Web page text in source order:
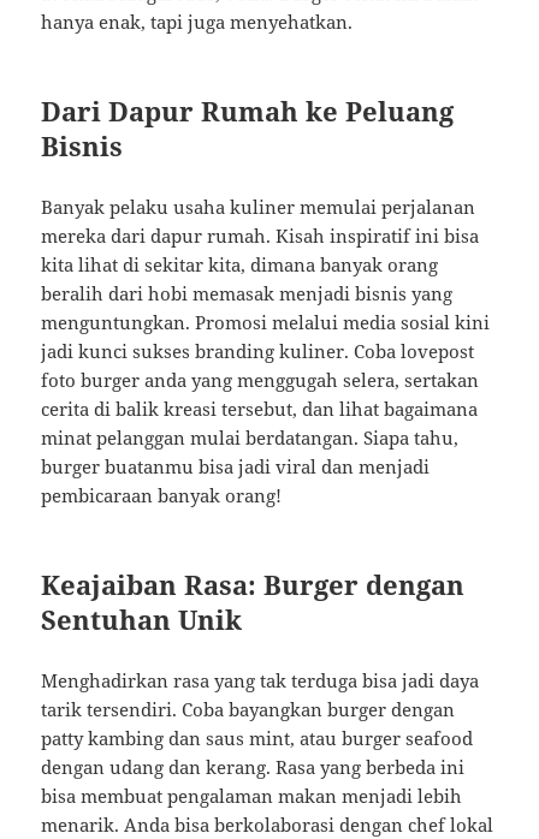
hanya enak, tapi juga menyehatkan.
Dari Dapur Rumah ke Peluang
Bisnis
Banyak pelaku usaha kuliner memulai perjalanan
mereka dari dapur rumah. Kisah inspiratif ini bisa
kita lihat di sekitar kita, dimana banyak orang
beralih dari hobi memasak menjadi bisnis yang
menguntungkan. Promosi melalui media sosial kini
jadi kunci sukses branding kuliner. Coba lovepost
foto burger anda yang menggugah selera, sertakan
cerita di balik kreasi tersebut, dan lihat bagaimana
minat pelanggan mulai berdatangan. Siapa tahu,
burger buatanmu bisa jadi viral dan menjadi
pembicaraan banyak orang!
Keajaiban Rasa: Burger dengan
Sentuhan Unik
Menghadirkan rasa yang tak terduga bisa jadi daya
tarik tersendiri. Coba bayangkan burger dengan
patty kambing dan saus mint, atau burger seafood
dengan udang dan kerang. Rasa yang berbeda ini
bisa membuat pengalaman makan menjadi lebih
menarik. Anda bisa berkolaborasi dengan chef lokal